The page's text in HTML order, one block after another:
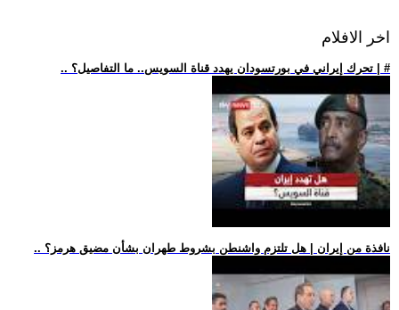
اخر الافلام
.. تحرك إيراني في بورتسودان يهدد قناة السويس.. ما التفاصيل؟ | #
.. نافذة من إيران | هل تلتزم واشنطن بشروط طهران بشأن مضيق هرمز؟